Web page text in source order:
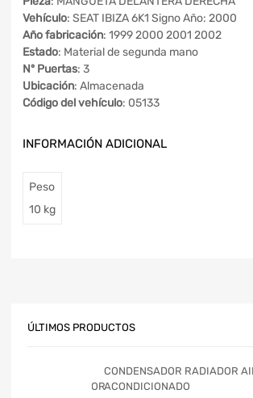
Vehículo: SEAT IBIZA 6K1 Signo Año: 2000
Año fabricación: 1999 2000 2001 2002
Estado: Material de segunda mano
Nº Puertas: 3
Ubicación: Almacenada
Código del vehículo: 05133
INFORMACIÓN ADICIONAL
Peso
10 kg
ÚLTIMOS PRODUCTOS
CONDENSADOR RADIADOR
ACONDICIONADO